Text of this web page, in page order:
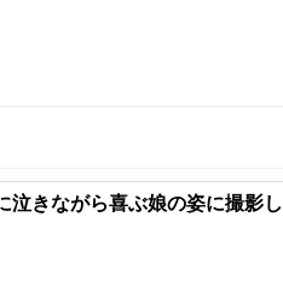
泣きながら喜ぶ娘の姿に撮影